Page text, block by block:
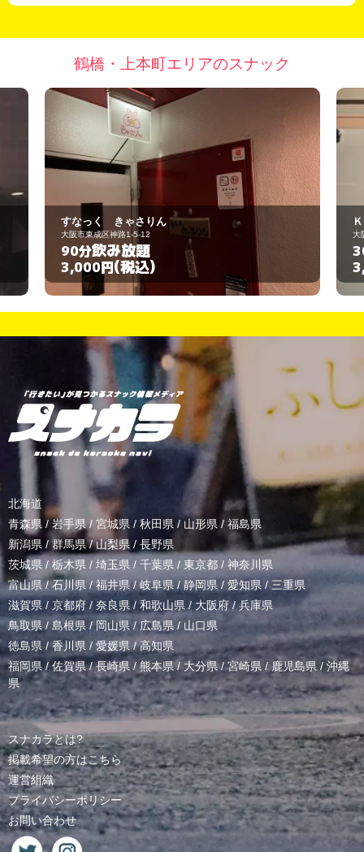
鶴橋・上本町エリアのスナック
すなっく きゃさりん
大阪市東成区神路1-5-12
90分飲み放題
3,000円(税込)
大
北海道
青森県 / 岩手県/ 宮城県 / 秋田県 / 山形県/ 福島県
新潟県 /群馬県/山梨県 / 長野県
茨城県 / 栃木県 / 埼玉県 / 千葉県 / 東京都 / 神奈川県
富山県 /石川県/福井県/岐阜県 / 静岡県 / 愛知県 / 三重県
滋賀県 / 京都府 / 奈良県 / 和歌山県/ 大阪府 /兵庫県
鳥取県/ 島根県 /岡山県/ 広島県 / 山口県
徳島県 /香川県 / 愛媛県/高知県
福岡県/佐賀県/長崎県 /熊本県/ 大分県/宮崎県 /鹿児島県 / 沖縄
県
スナカラとは?
掲載希望の方はこちら
運営組織
プライバシーポリシー
お問い合わせ